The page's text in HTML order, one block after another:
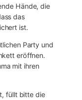
Hände, die
das
ist.
Party und
eröffnen.
mit ihren
füllt bitte die